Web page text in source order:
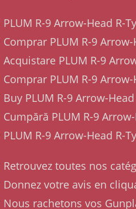
PLUM R-9 Arrow-Head R-
Comprar PLUM R-9
Acquistare PLUM R-9
Comprar PLUM R-9
Buy PLUM R-9 Arrow-
Cumpără PLUM R-9
PLUM R-9 Arrow-Head R-
Retrouvez toutes nos
Donnez votre avis en
Nous rachetons vos